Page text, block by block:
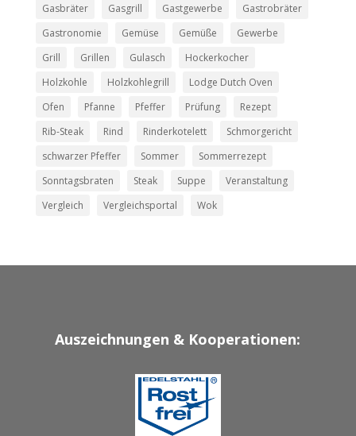
Gasbräter
Gasgrill Gastgewerbe
Gastrobräter
Gastronomie
Gemüse Gemüße
Gewerbe
Grill
Grillen Gulasch
Hockerkocher
Holzkohle
Holzkohlegrill
Lodge Dutch Oven
Ofen
Pfanne Pfeffer Prüfung
Rezept
Rib-Steak
Rind Rinderkotelett
Schmorgericht
schwarzer Pfeffer
Sommer
Sommerrezept
Sonntagsbraten
Steak Suppe
Veranstaltung
Vergleich
Vergleichsportal Wok
Auszeichnungen & Kooperationen: